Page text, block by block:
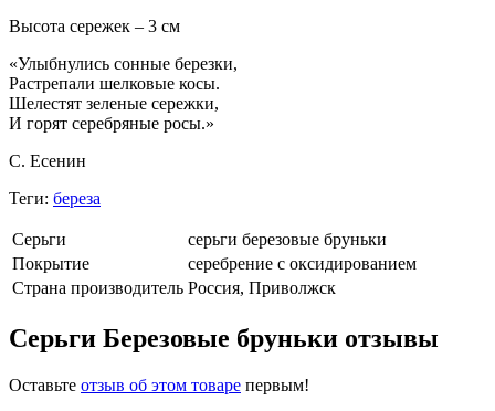
Высота сережек – 3 см
«Улыбнулись сонные березки,
Растрепали шелковые косы.
Шелестят зеленые сережки,
И горят серебряные росы.»
С. Есенин
Теги: береза
Серьги
серьги березовые бруньки
Покрытие
серебрение с оксидированием
Страна производитель Россия, Приволжск
Серьги Березовые бруньки отзывы
Оставьте отзыв об этом товаре первым!